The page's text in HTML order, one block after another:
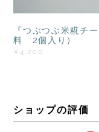
『つぶつぶ米糀チ
料 2個入り）
¥4,200
ショップの評価